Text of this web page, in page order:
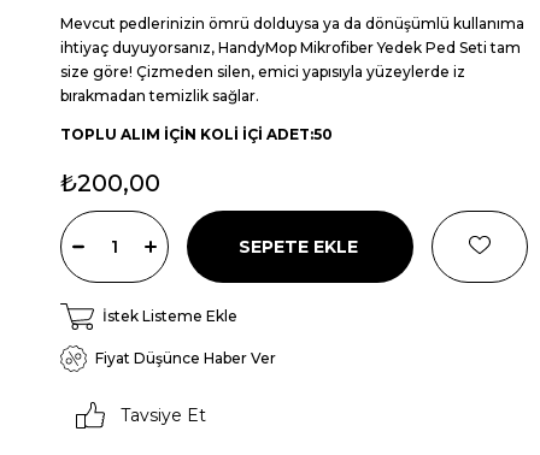
Mevcut pedlerinizin ömrü dolduysa ya da dönüşümlü kullanıma
ihtiyaç duyuyorsanız, HandyMop Mikrofiber Yedek Ped Seti tam
size göre! Çizmeden silen, emici yapısıyla yüzeylerde iz
bırakmadan temizlik sağlar.
TOPLU ALIM İÇİN KOLİ İÇİ ADET:50
₺200,00
İstek Listeme Ekle
Fiyat Düşünce Haber Ver
Tavsiye Et